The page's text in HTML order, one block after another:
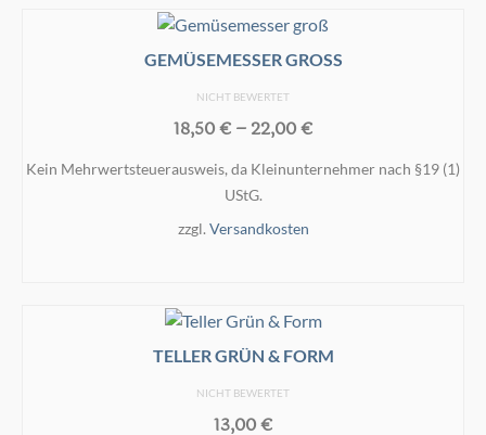
GEMÜSEMESSER GROSS
NICHT BEWERTET
18,50€ – 22,00€
Kein Mehrwertsteuerausweis, da Kleinunternehmer nach §19 (1)
UStG.
zzgl. Versandkosten
Produkt
weist
Varianten
auf.
TELLER GRÜN & FORM
NICHT BEWERTET
13,00€